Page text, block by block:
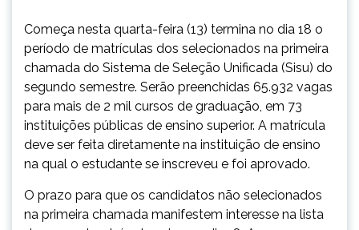
Começa nesta quarta-feira (13) termina no dia 18 o
período de matrículas dos selecionados na primeira
chamada do Sistema de Seleção Unificada (Sisu) do
segundo semestre. Serão preenchidas 65.932 vagas
para mais de 2 mil cursos de graduação, em 73
instituições públicas de ensino superior. A matrícula
deve ser feita diretamente na instituição de ensino
na qual o estudante se inscreveu e foi aprovado.
O prazo para que os candidatos não selecionados
na primeira chamada manifestem interesse na lista